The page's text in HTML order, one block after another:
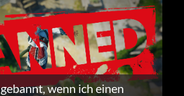
wenn ich einen